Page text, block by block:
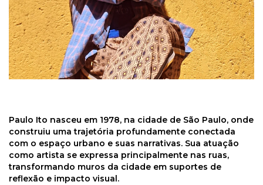
Paulo Ito nasceu em 1978, na cidade de São Paulo, onde
construiu uma trajetória profundamente conectada
com o espaço urbano e suas narrativas. Sua atuação
como artista se expressa principalmente nas ruas,
transformando muros da cidade em suportes de
reflexão e impacto visual.